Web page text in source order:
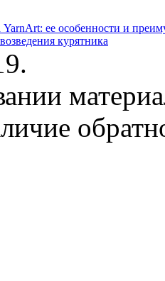
YarnArt: ее особенности и
курятника